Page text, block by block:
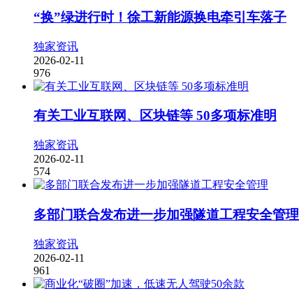
“换”绿进行时！徐工新能源换电牵引车落子
独家资讯
2026-02-11
976
有关工业互联网、区块链等 50多项标准明
独家资讯
2026-02-11
574
多部门联合发布进一步加强隧道工程安全管理
独家资讯
2026-02-11
961